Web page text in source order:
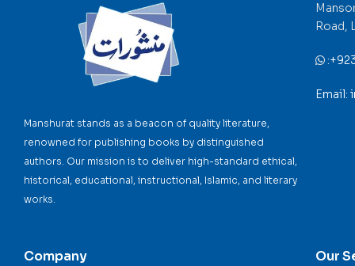
Manshurat stands as a beacon of quality literature,
renowned for publishing books by distinguished
authors. Our mission is to deliver high-standard ethical,
historical, educational, instructional, Islamic, and literary
works.
Company Our
Road,
:
Email: